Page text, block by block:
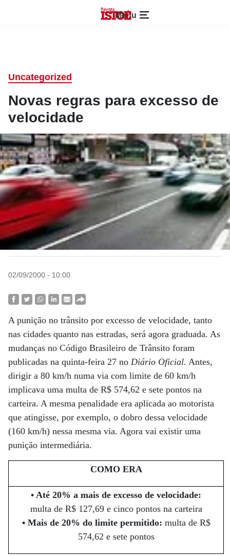
Menu
Uncategorized
Novas regras para excesso de
velocidade
02/09/2000 - 10:00
A punição no trânsito por excesso de velocidade, tanto
nas cidades quanto nas estradas, será agora graduada. As
mudanças no Código Brasileiro de Trânsito foram
publicadas na quinta-feira 27 no Diário Oficial. Antes,
dirigir a 80 km/h numa via com limite de 60 km/h
implicava uma multa de R$ 574,62 e sete pontos na
carteira. A mesma penalidade era aplicada ao motorista
que atingisse, por exemplo, o dobro dessa velocidade
(160 km/h) nessa mesma via. Agora vai existir uma
punição intermediária.
COMO ERA
• Até 20% a mais de excesso de velocidade:
multa de R$ 127,69 e cinco pontos na carteira
• Mais de 20% do limite permitido: multa de R$
574,62 e sete pontos